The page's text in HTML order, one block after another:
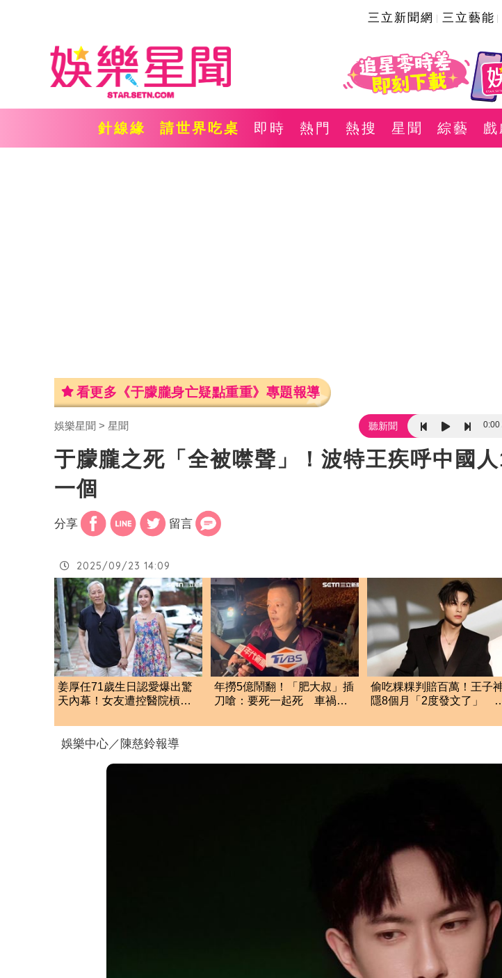
三立新聞網 三立藝能
針線緣 請世界吃桌 即時 熱門 熱搜 星聞 綜藝 戲
看更多《于朦朧身亡疑點重重》專題報導
娛樂星聞 星聞 聽新聞 0:00
于朦朧之死「全被噤聲」！波特王疾呼中國
一個
分享 留言
2025/09/23 14:09
姜厚任71歲生日認愛爆出驚
天內幕！女友遭控醫院槓正
年撈5億鬧翻！「肥大叔」插
刀嗆：要死一起死 車禍
偷吃粿粿判賠百萬！王子
隱8個月「2度發文了」
娛樂中心／陳慈鈴報導